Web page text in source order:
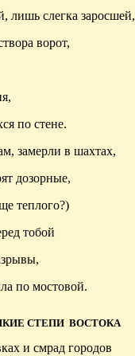
лишь слегка заросшей,
ворот,
по стене.
замерли в шахтах,
дозорные,
теплого?)
тобой
по мостовой.
СТЕПИ ВОСТОКА
и смрад городов